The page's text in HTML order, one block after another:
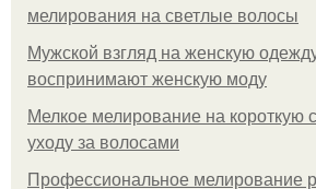
мелирования на светлые волосы
Мужской взгляд на женскую
воспринимают женскую моду
Мелкое мелирование на короткую
уходу за волосами
Профессиональное мелирование